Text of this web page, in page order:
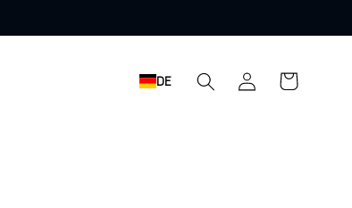
DE EinloggenWarenkorb